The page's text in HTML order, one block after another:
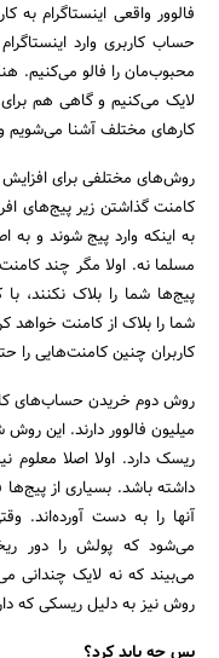
فالوور واقعی اینستاگرام
حساب کاربری وارد
محبوب‌مان را فالو می‌کنیم.
لایک می‌کنیم و گاهی هم
کارهای مختلف آشنا می‌شویم و
روش‌های مختلفی برای افزایش
کامنت گذاشتن زیر پیج‌های
به اینکه وارد پیج شوند و به
مسلما نه. اولا مگر چند
پیج‌ها شما را بلاک نکنند،
شما را بلاک از کامنت
کاربران چنین کامنت‌هایی را
روش دوم خریدن حساب‌های
میلیون فالوور دارند. این
ریسک دارد. اولا اصلا
داشته باشد. بسیاری از
آنها را به دست آورده‌اند.
می‌شود که پولش را دور
می‌بیند که نه لایک چندانی
روش نیز به دلیل ریسکی که